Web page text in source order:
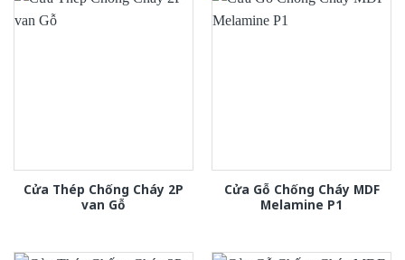
Cửa Thép Chống Cháy 2P
van Gỗ
Cửa Gỗ Chống Cháy MDF
Melamine P1